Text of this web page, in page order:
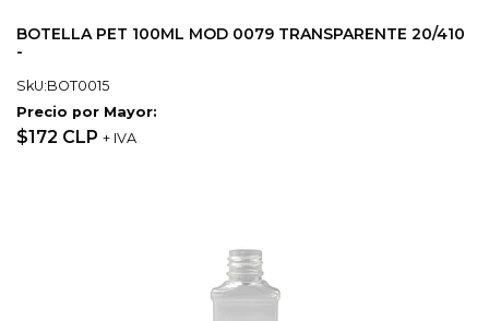
BOTELLA PET 100ML MOD 0079 TRANSPARENTE 20/410
-
SkU:BOT0015
Precio por Mayor:
$172 CLP + IVA